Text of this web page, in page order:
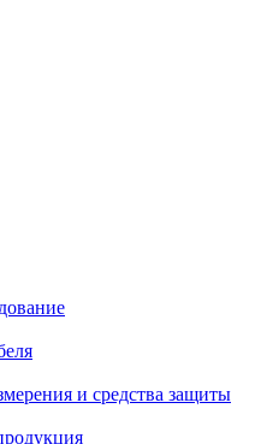
и средства защиты